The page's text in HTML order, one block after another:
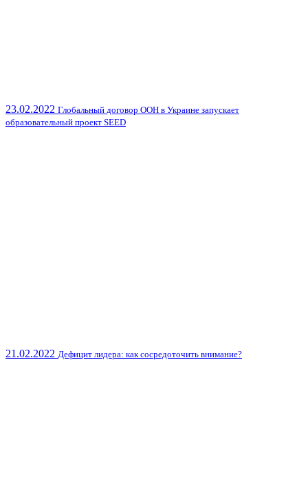
23.02.2022 Глобальный договор ООН в Украине запускает
образовательный проект SEED
21.02.2022 Дефицит лидера: как сосредоточить внимание?